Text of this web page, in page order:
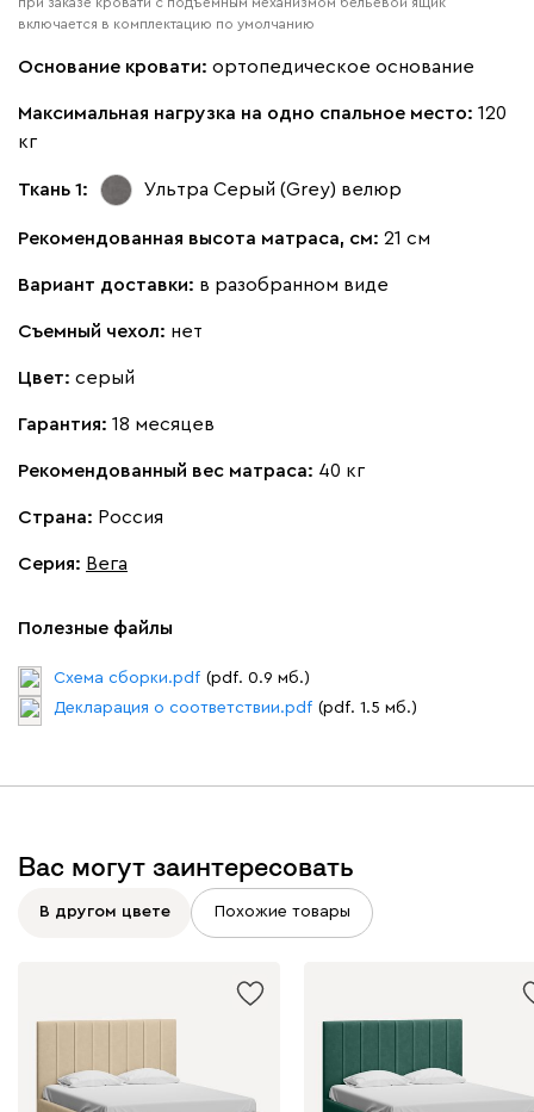
Кларинс
130 690 695 792
Виридис Клэй
Альтеа
включается в комплектацию по умолчанию
Основание кровати: ортопедическое основание
Максимальная нагрузка на одно спальное место: 120
кг
Ткань 1: Ультра Серый (Grey) велюр
Рекомендованная высота матраса, см: 21 см
Вариант доставки: в разобранном виде
Съемный чехол: нет
Цвет: серый
Гарантия: 18 месяцев
Рекомендованный вес матраса: 40 кг
Страна: Россия
Серия: Вега
Полезные файлы
Схема сборки.pdf (pdf. 0.9 мб.)
Декларация о соответствии.pdf (pdf. 1.5 мб.)
Вас могут заинтересовать
В другом цвете Похожие товары